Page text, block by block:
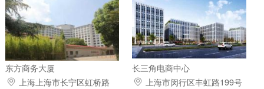
东方商务大厦
上海上海市长宁区虹桥路
长三角电商中心
上海市闵行区丰虹路199号